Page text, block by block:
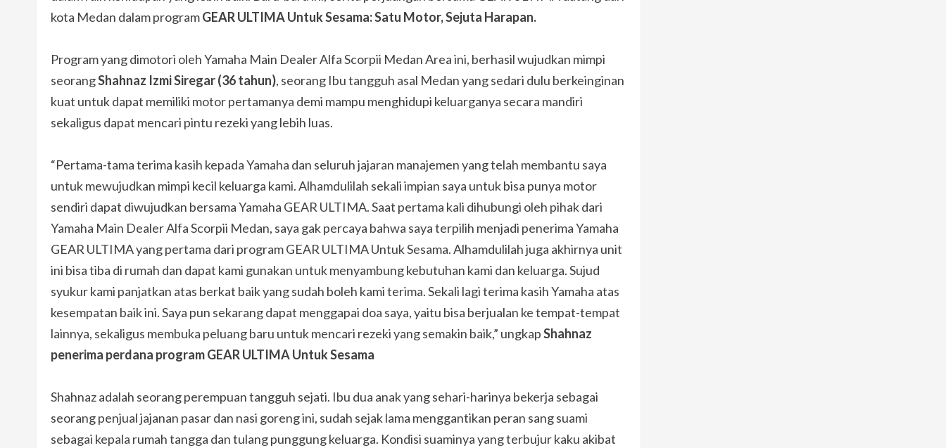
kota Medan dalam programGEAR ULTIMA Untuk Sesama: Satu Motor, Sejuta Harapan.
Program yang dimotori oleh Yamaha Main Dealer Alfa Scorpii Medan Area ini, berhasil wujudkan mimpi
seorangShahnaz Izmi Siregar (36 tahun), seorang Ibu tangguh asal Medan yang sedari dulu berkeinginan
kuat untuk dapat memiliki motor pertamanya demi mampu menghidupi keluarganya secara mandiri
sekaligus dapat mencari pintu rezeki yang lebih luas.
“Pertama-tama terima kasih kepada Yamaha dan seluruh jajaran manajemen yang telah membantu saya
untuk mewujudkan mimpi kecil keluarga kami. Alhamdulilah sekali impian saya untuk bisa punya motor
sendiri dapat diwujudkan bersama Yamaha GEAR ULTIMA. Saat pertama kali dihubungi oleh pihak dari
Yamaha Main Dealer Alfa Scorpii Medan, saya gak percaya bahwa saya terpilih menjadi penerima Yamaha
GEAR ULTIMA yang pertama dari program GEAR ULTIMA Untuk Sesama. Alhamdulilah juga akhirnya unit
ini bisa tiba di rumah dan dapat kami gunakan untuk menyambung kebutuhan kami dan keluarga. Sujud
syukur kami panjatkan atas berkat baik yang sudah boleh kami terima. Sekali lagi terima kasih Yamaha atas
kesempatan baik ini. Saya pun sekarang dapat menggapai doa saya, yaitu bisa berjualan ke tempat-tempat
lainnya, sekaligus membuka peluang baru untuk mencari rezeki yang semakin baik,” ungkapShahnaz
penerima perdana program GEAR ULTIMA Untuk Sesama
Shahnaz adalah seorang perempuan tangguh sejati. Ibu dua anak yang sehari-harinya bekerja sebagai
seorang penjual jajanan pasar dan nasi goreng ini, sudah sejak lama menggantikan peran sang suami
sebagai kepala rumah tangga dan tulang punggung keluarga. Kondisi suaminya yang terbujur kaku akibat